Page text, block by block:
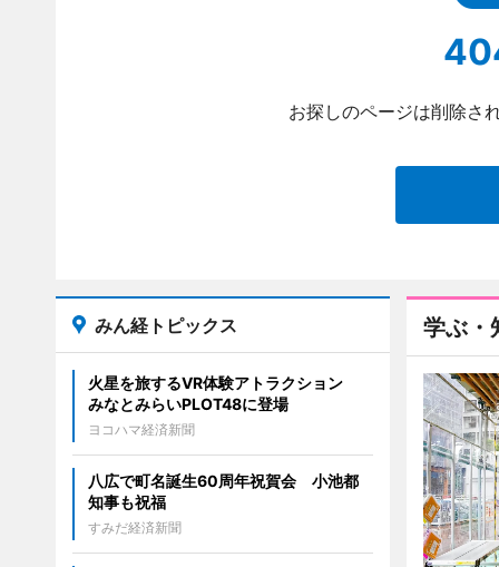
お探しのページは削除さ
学ぶ・
みん経トピックス
火星を旅するVR体験アトラクション
みなとみらいPLOT48に登場
ヨコハマ経済新聞
八広で町名誕生60周年祝賀会 小池都
知事も祝福
すみだ経済新聞